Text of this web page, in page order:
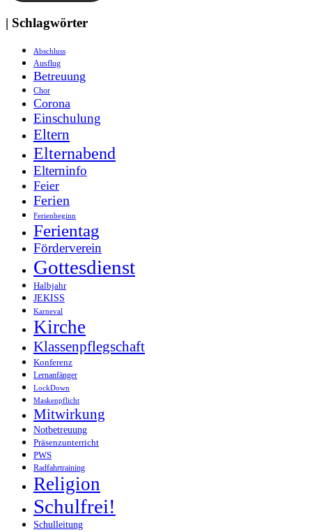
| Schlagwörter
Abschluss
Ausflug
Betreuung
Chor
Corona
Einschulung
Eltern
Elternabend
Elterninfo
Feier
Ferien
Ferienbeginn
Ferientag
Förderverein
Gottesdienst
Halbjahr
JEKISS
Karneval
Kirche
Klassenpflegschaft
Konferenz
Lernanfänger
LockDown
Maskenpflicht
Mitwirkung
Notbetreuung
Präsenzunterricht
PWS
Radfahrtraining
Religion
Schulfrei!
Schulleitung